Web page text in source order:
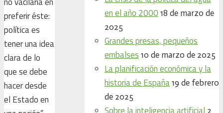
preferir éste:
política es
tener una idea
clara de lo
que se debe
hacer desde
el Estado en
en el año 2000 18 de marzo de
2025
Grandes presas, pequeños
embalses 10 de marzo de 2025
La planificación económica y la
historia de España 19 de febrero
de 2025
2